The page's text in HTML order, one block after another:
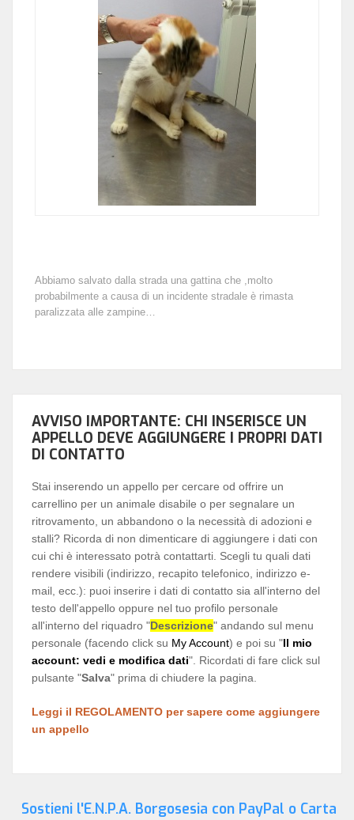
Abbiamo salvato dalla strada una gattina che ,molto
probabilmente a causa di un incidente stradale è rimasta
paralizzata alle zampine…
AVVISO IMPORTANTE: CHI INSERISCE UN
APPELLO DEVE AGGIUNGERE I PROPRI DATI
DI CONTATTO
Stai inserendo un appello per cercare od offrire un
carrellino per un animale disabile o per segnalare un
ritrovamento, un abbandono o la necessità di adozioni e
stalli? Ricorda di non dimenticare di aggiungere i dati con
cui chi è interessato potrà contattarti. Scegli tu quali dati
rendere visibili (indirizzo, recapito telefonico, indirizzo e-
mail, ecc.): puoi inserire i dati di contatto sia all'interno del
testo dell'appello oppure nel tuo profilo personale
all'interno del riquadro "Descrizione" andando sul menu
personale (facendo click su My Account) e poi su "Il mio
account: vedi e modifica dati". Ricordati di fare click sul
pulsante "Salva" prima di chiudere la pagina.
Leggi il REGOLAMENTO per sapere come aggiungere
un appello
Sostieni l'E.N.P.A. Borgosesia con PayPal o Carta